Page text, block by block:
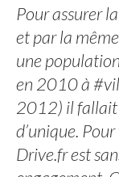
Pour assurer
et par la
une
en 2010 à
2012) il fallait
d’unique.
Drive.fr est